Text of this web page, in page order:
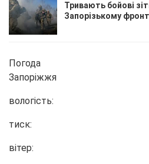
Тривають бойові
Запорізькому
Погода
Запоріжжя
вологість:
тиск:
вітер: